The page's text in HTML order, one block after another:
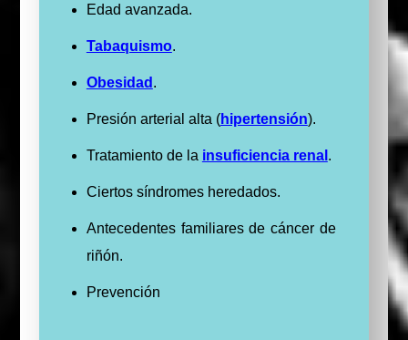
Edad avanzada.
Tabaquismo.
Obesidad .
Presión arterial alta (hipertensión).
Tratamiento de la insuficiencia renal .
Ciertos síndromes heredados.
Antecedentes familiares de cáncer de
riñón.
Prevención